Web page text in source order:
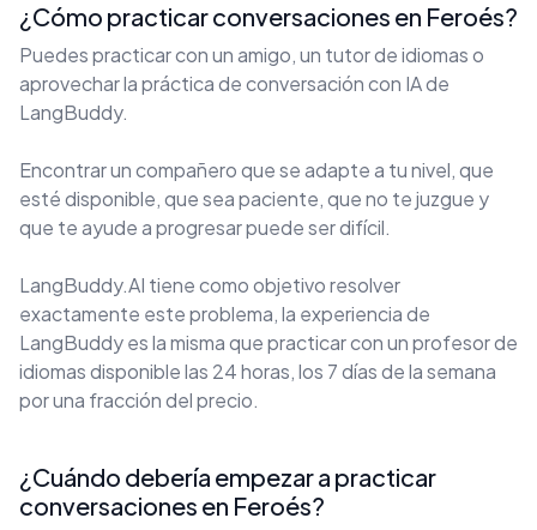
¿Cómo practicar conversaciones en Feroés?
Puedes practicar con un amigo, un tutor de idiomas o
aprovechar la práctica de conversación con IA de
LangBuddy.
Encontrar un compañero que se adapte a tu nivel, que
esté disponible, que sea paciente, que no te juzgue y
que te ayude a progresar puede ser difícil.
LangBuddy.AI tiene como objetivo resolver
exactamente este problema, la experiencia de
LangBuddy es la misma que practicar con un profesor de
idiomas disponible las 24 horas, los 7 días de la semana
por una fracción del precio.
¿Cuándo debería empezar a practicar
conversaciones en Feroés?